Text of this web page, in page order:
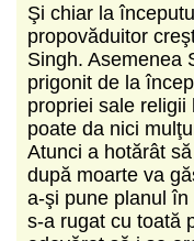
Şi chiar la
propovăduitor
Singh. Asemenea
prigonit de la
propriei sale religii
poate da nici
Atunci a hotărât
după moarte va
a-şi pune planul
s-a rugat cu toată